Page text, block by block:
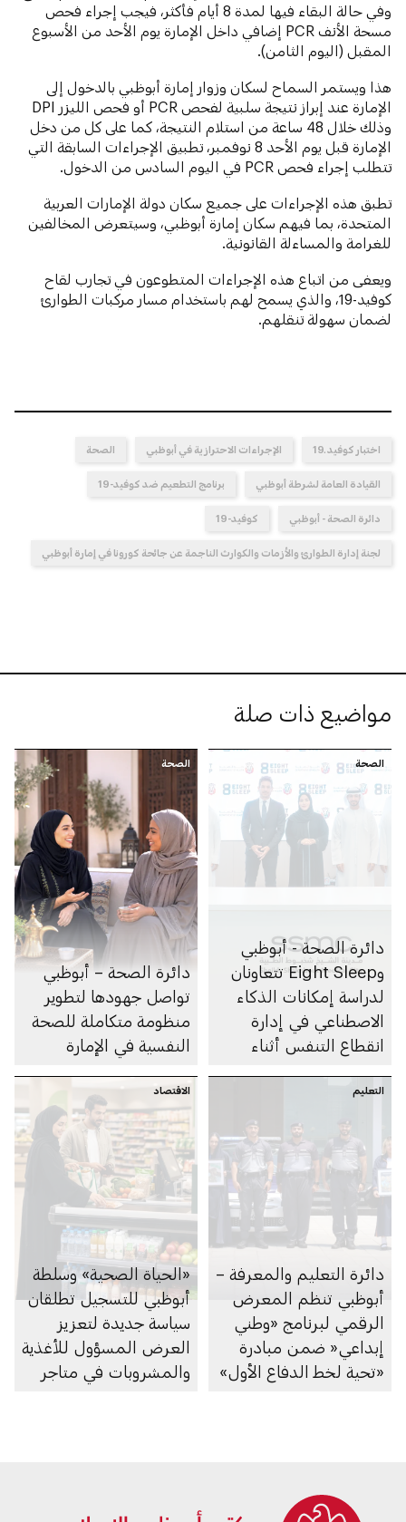
وفي حالة البقاء فيها لمدة 8 أيام فأكثر، فيجب إجراء فحص
مسحة الأنف PCR إضافي داخل الإمارة يوم الأحد من الأسبوع
المقبل (اليوم الثامن).
هذا ويستمر السماح لسكان وزوار إمارة أبوظبي بالدخول إلى
الإمارة عند إبراز نتيجة سلبية لفحص PCR أو فحص الليزر DPI
وذلك خلال 48 ساعة من استلام النتيجة، كما على كل من دخل
الإمارة قبل يوم الأحد 8 نوفمبر، تطبيق الإجراءات السابقة التي
تتطلب إجراء فحص PCR في اليوم السادس من الدخول.
تطبق هذه الإجراءات على جميع سكان دولة الإمارات العربية
المتحدة، بما فيهم سكان إمارة أبوظبي، وسيتعرض المخالفين
للغرامة والمساءلة القانونية.
ويعفى من اتباع هذه الإجراءات المتطوعون في تجارب لقاح
كوفيد-19، والذي يسمح لهم باستخدام مسار مركبات الطوارئ
لضمان سهولة تنقلهم.
اختبار كوفيد ـ19 الإجراءات الاحترازية في أبوظبي الصحة
القيادة العامة لشرطة أبوظبي برنامج التطعيم ضد كوفيد-19
دائرة الصحة - أبوظبي كوفيد-19
لجنة إدارة الطوارئ والأزمات والكوارث الناجمة عن جائحة كورونا في إمارة أبوظبي
مواضيع ذات صلة
الصحة
دائرة الصحة - أبوظبي
وEight Sleep تتعاونان
لدراسة إمكانات الذكاء
الاصطناعي في إدارة
انقطاع التنفس أثناء
الصحة
دائرة الصحة – أبوظبي
تواصل جهودها لتطوير
منظومة متكاملة للصحة
النفسية في الإمارة
التعليم
دائرة التعليم والمعرفة –
أبوظبي تنظم المعرض
الرقمي لبرنامج «وطني
إبداعي« ضمن مبادرة
«تحية لخط الدفاع الأول»
الاقتصاد
«الحياة الصحية» وسلطة
أبوظبي للتسجيل تطلقان
سياسة جديدة لتعزيز
العرض المسؤول للأغذية
والمشروبات في متاجر